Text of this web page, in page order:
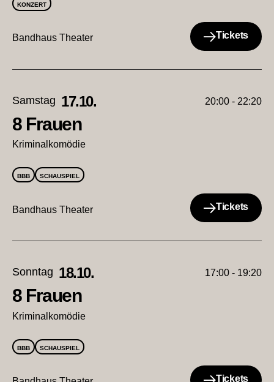
KONZERT
Bandhaus Theater Tickets
Samstag 17.10. 20:00 - 22:20
8 Frauen
Kriminalkomödie
BBB SCHAUSPIEL
Bandhaus Theater Tickets
Sonntag 18.10. 17:00 - 19:20
8 Frauen
Kriminalkomödie
BBB SCHAUSPIEL
Tickets